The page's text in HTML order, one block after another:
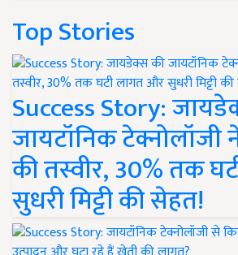
Top Stories
Success Story:
जायटॉनिक
की तस्वीर, 30% तक
सुधरी मिट्टी की सेहत!